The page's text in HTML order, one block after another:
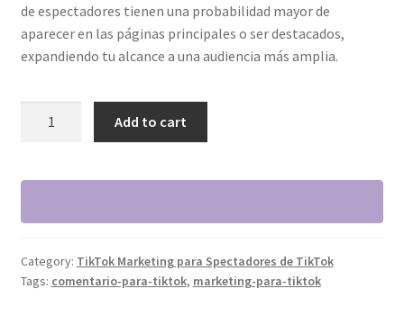
de espectadores tienen una probabilidad mayor de
aparecer en las páginas principales o ser destacados,
expandiendo tu alcance a una audiencia más amplia.
un
de
minutos
para
Add to cart
Category: TikTok Marketing para Spectadores de TikTok
Tags: comentario-para-tiktok, marketing-para-tiktok